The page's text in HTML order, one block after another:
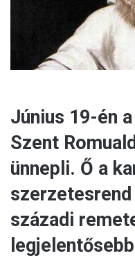
Június 19-én
Szent
ünnepli. Ő a
századi